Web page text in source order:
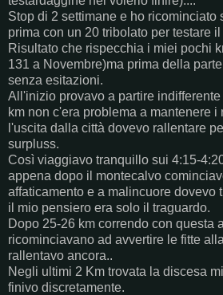
Stop di 2 settimane e ho ricominciato
prima con un 20 tribolato per testare
Risultato che rispecchia i miei pochi
131 a Novembre)ma prima della
senza esitazioni.
All'inizio provavo a partire
km non c'era problema a mantenere
l'uscita dalla città dovevo rallentare
surpluss.
Così viaggiavo tranquillo sui 4:15-
appena dopo il montecalvo
affaticamento e a malincuore dovevo
il mio pensiero era solo il traguardo.
Dopo 25-26 km correndo con questa
ricominciavano ad avvertire le fitte
rallentavo ancora..
Negli ultimi 2 Km trovata la discesa
finivo discretamente.